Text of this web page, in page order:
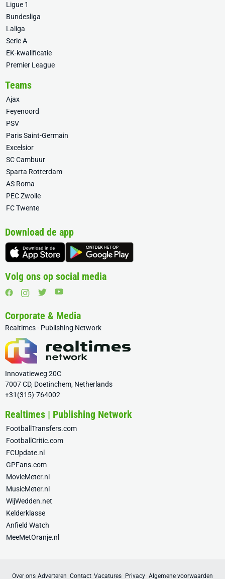
Ligue 1
Bundesliga
Laliga
Serie A
EK-kwalificatie
Premier League
Teams
Ajax
Feyenoord
PSV
Paris Saint-Germain
Excelsior
SC Cambuur
Sparta Rotterdam
AS Roma
PEC Zwolle
FC Twente
Download de app
Volg ons op social media
Corporate & Media
Realtimes - Publishing Network
Innovatieweg 20C
7007 CD, Doetinchem, Netherlands
+31(315)-764002
Realtimes | Publishing Network
FootballTransfers.com
FootballCritic.com
FCUpdate.nl
GPFans.com
MovieMeter.nl
MusicMeter.nl
WijWedden.net
Kelderklasse
Anfield Watch
MeeMetOranje.nl
Over ons Adverteren Contact Vacatures Privacy Algemene voorwaarden